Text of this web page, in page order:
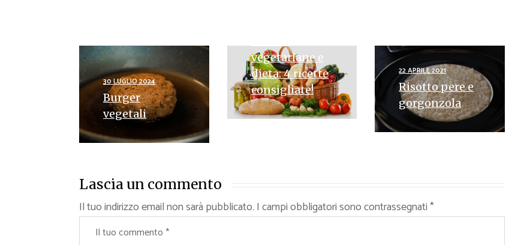
30 LUGLIO 2024
Burger
vegetali
vegetariane e
dieta: 4 ricette
consigliate!
22 APRILE 2021
Risotto pere e
gorgonzola
Lascia un commento
Il tuo indirizzo email non sarà pubblicato. I campi obbligatori sono contrassegnati*